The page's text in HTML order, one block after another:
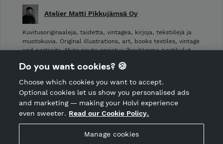
Hosted by Holvi
Holvi Payment Services Ltd is regulated by the Financial
Atelier Matti Pikkujämsä Oy
Kuvitusoriginaaleja, taidetta, vintagea, kirjoja, tekstiilejä ja
muotokuvia. Original illustrations, art, books textiles, vintage
and portraits. Myös nouto onnistuu (hyvitämme postikulut
CANCEL ORDER
Do you want cookies? 🍪
Choose which cookies you want to accept.
Optional cookies let us show you personalised ads
and marketing — making your Holvi experience
even sweeter. Read our Cookie Policy.
Manage cookies